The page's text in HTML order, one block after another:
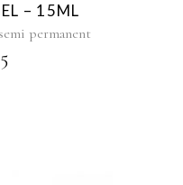
– 15ML
permanent